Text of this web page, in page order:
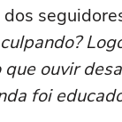
ouvir
foi